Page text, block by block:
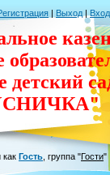
| Выход | Вход
детский
Гость группа "Гости"